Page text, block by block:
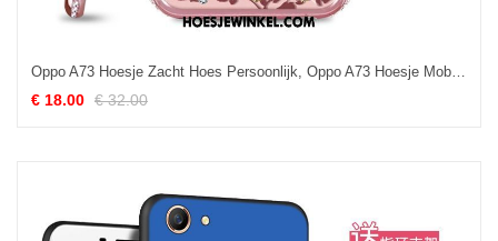
€ 18.00 € 32.00